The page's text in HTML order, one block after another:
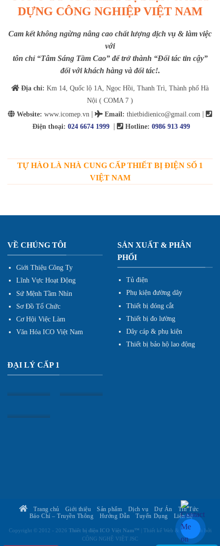
DỰNG CÔNG NGHIỆP VIỆT NAM
Cam kết không ngừng nâng cao chất lượng dịch vụ & làm việc
với
tôn chỉ “Tâm Sáng Tầm Cao” để trở thành “Đối tác tin cậy”
đối với khách hàng và đối tác!.
Địa chỉ: Km 14, Quốc lộ 1A, Ngọc Hồi, Thanh Trì, Thành phố Hà
Nội ( COMA 7 )
Website: www.icomep.vn | Email: thietbidienico@gmail.com |
Điện thoại: 024 6674 1999 | Hotline: 0986 913 499
TỰ HÀO LÀ NHÀ CUNG CẤP THIẾT BỊ ĐIỆN SỐ 1
VIỆT NAM
VỀ CHÚNG TÔI
Giới Thiệu Công Ty
Lĩnh Vực Hoạt Động
Sứ Mệnh Tầm Nhìn
Sơ Đồ Tổ Chức
Cơ Hội Việc Làm
Văn Hóa ICO Việt Nam
SẢN XUẤT & PHÂN
PHỐI
Tủ điện
Phụ kiện đường dây
Thiết bị đóng cắt
Thiết bị đo lường
Dây cáp & phụ kiện
Thiết bị bảo hộ lao động
ĐẠI LÝ CẤP 1
Trang chủ Giới thiệu Sản phẩm Dịch vụ Dự Án
Tin Tức
Báo Chí – Truyền Thông
Hướng Dẫn Tuyển Dụng Liên hệ
Copyright © 2012 - 2026 Thiết bị điện ICO Việt Nam™ | Thiết kế Web & Vận hành bởi
CÔNG NGHỆ VIỆT JSC